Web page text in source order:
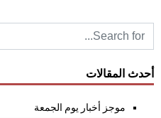
أحدث المقالات
موجز أخبار يوم الجمعة